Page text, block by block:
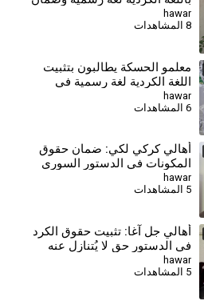
التعليم بها
hawar
⁣معلمو الحسكة يطالبون بتثبيت
اللغة الكردية لغة رسمية في
الدستور
hawar
6 المشاهدات
أهالي كركي لكي: ضمان حقوق
المكونات في الدستور السوري
أساس للعدالة والاستقرار
hawar
أهالي جل آغا: تثبيت حقوق الكرد
في الدستور حق لا يُتنازل عنه
hawar
5 المشاهدات